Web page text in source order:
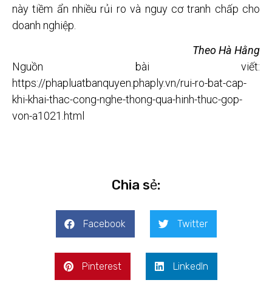
này tiềm ẩn nhiều rủi ro và nguy cơ tranh chấp cho
doanh nghiệp.
Theo Hà Hằng
Nguồn bài viết:
https://phapluatbanquyen.phaply.vn/rui-ro-bat-cap-
khi-khai-thac-cong-nghe-thong-qua-hinh-thuc-gop-
von-a1021.html
Chia sẻ:
Facebook Twitter
Pinterest LinkedIn